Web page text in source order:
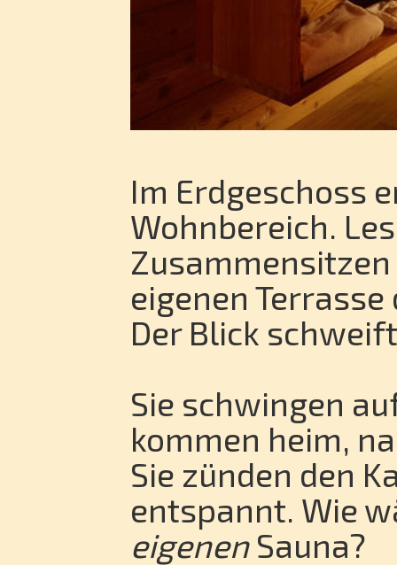
Im Erdgeschoss
Wohnbereich.
eigenen
Der Blick
Sie schwingen
kommen heim,
Sie zünden den
entspannt. Wie
eigenen Sauna?